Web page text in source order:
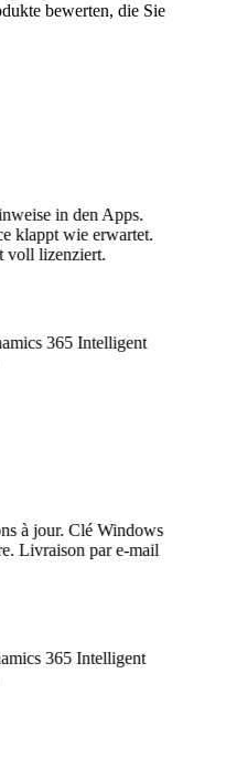
bewerten, die Sie
in den Apps.
klappt wie erwartet.
voll lizenziert.
365 Intelligent
à jour. Clé Windows
Livraison par e-mail
365 Intelligent